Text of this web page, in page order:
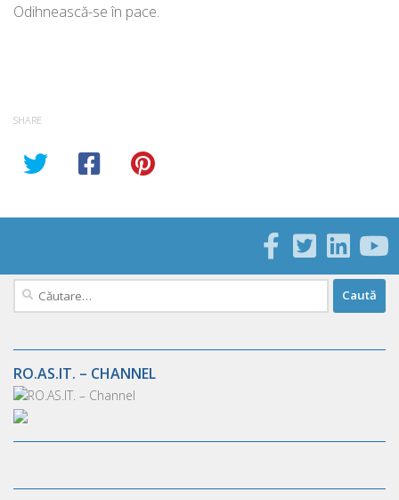
Odihnească-se în pace.
SHARE
Caută
după:
RO.AS.IT. – CHANNEL